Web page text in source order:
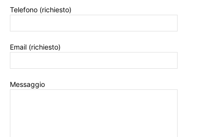
Telefono (richiesto)
Email (richiesto)
Messaggio